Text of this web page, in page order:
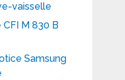
vaisselle
CFI M 830 B
Samsung